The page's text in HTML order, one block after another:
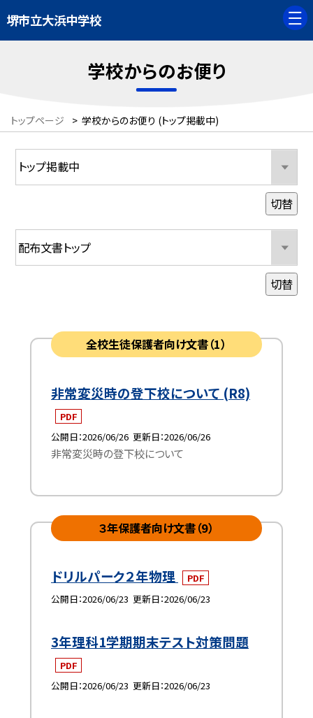
堺市立大浜中学校
学校からのお便り
トップページ > 学校からのお便り (トップ掲載中)
切替
切替
全校生徒保護者向け文書（1）
非常変災時の登下校について (R8)
PDF
公開日 2026/06/26 更新日 2026/06/26
非常変災時の登下校について
３年保護者向け文書（9）
ドリルパーク２年物理
PDF
公開日 2026/06/23 更新日 2026/06/23
3年理科1学期期末テスト対策問題
PDF
公開日 2026/06/23 更新日 2026/06/23